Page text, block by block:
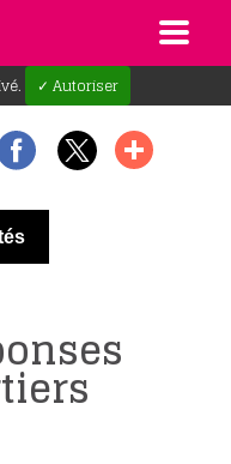
✓ Autoriser